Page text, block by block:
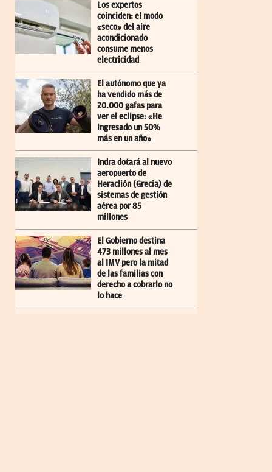
Los expertos
coinciden: el modo
«seco» del aire
acondicionado
consume menos
electricidad
El autónomo que ya
ha vendido más de
20.000 gafas para
ver el eclipse: «He
ingresado un 50%
más en un año»
Indra dotará al nuevo
aeropuerto de
Heraclión (Grecia) de
sistemas de gestión
aérea por 85
millones
El Gobierno destina
473 millones al mes
al IMV pero la mitad
de las familias con
derecho a cobrarlo no
lo hace